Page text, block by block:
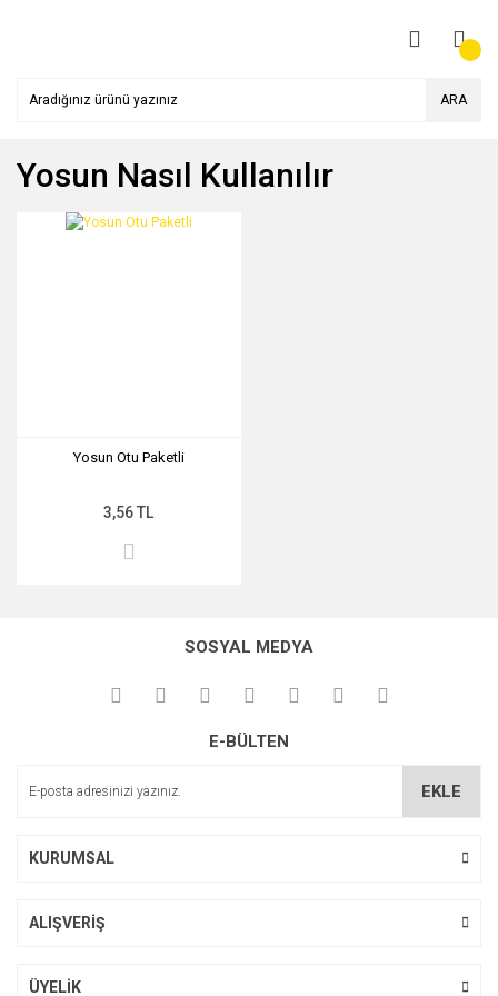
ARA
Yosun Nasıl Kullanılır
Yosun Otu Paketli
3,56 TL
SOSYAL MEDYA
E-BÜLTEN
EKLE
KURUMSAL
ALIŞVERİŞ
ÜYELİK